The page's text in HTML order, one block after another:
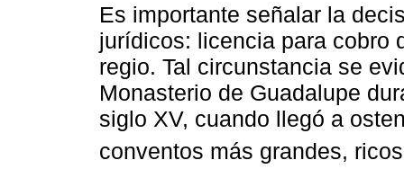
Es importante señalar la
jurídicos: licencia para cobro
regio. Tal circunstancia se
Monasterio de Guadalupe
siglo XV, cuando llegó a
conventos más grandes,